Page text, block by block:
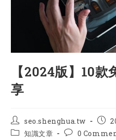
【2024版】10
享
Post
author:
seo.shenghua.tw
Post
Post知識文章
Post0